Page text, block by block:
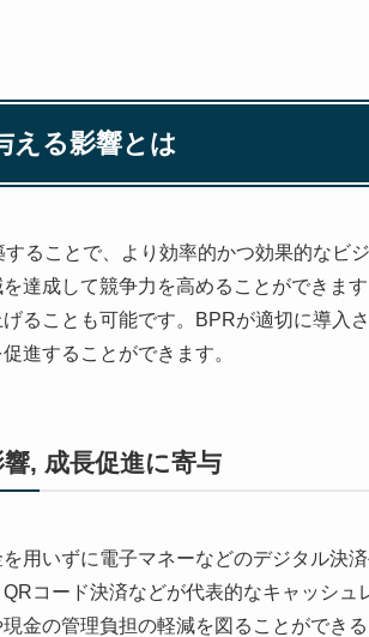
える影響とは
ることで、より効率的かつ効果的なビ
達成して競争力を高めることができま
ることも可能です。BPRが適切に導入
進することができます。
, 成長促進に寄与
用いずに電子マネーなどのデジタル決
コード決済などが代表的なキャッシ
金の管理負担の軽減を図ることができ